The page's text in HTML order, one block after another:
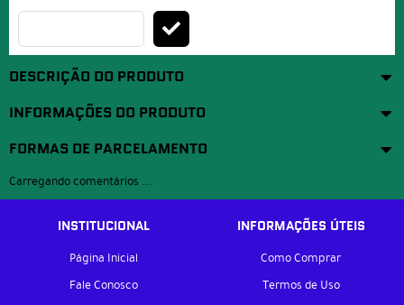
DESCRIÇÃO DO PRODUTO
INFORMAÇÕES DO PRODUTO
FORMAS DE PARCELAMENTO
Carregando comentários ...
INSTITUCIONAL
Página Inicial
Fale Conosco
INFORMAÇÕES ÚTEIS
Como Comprar
Termos de Uso